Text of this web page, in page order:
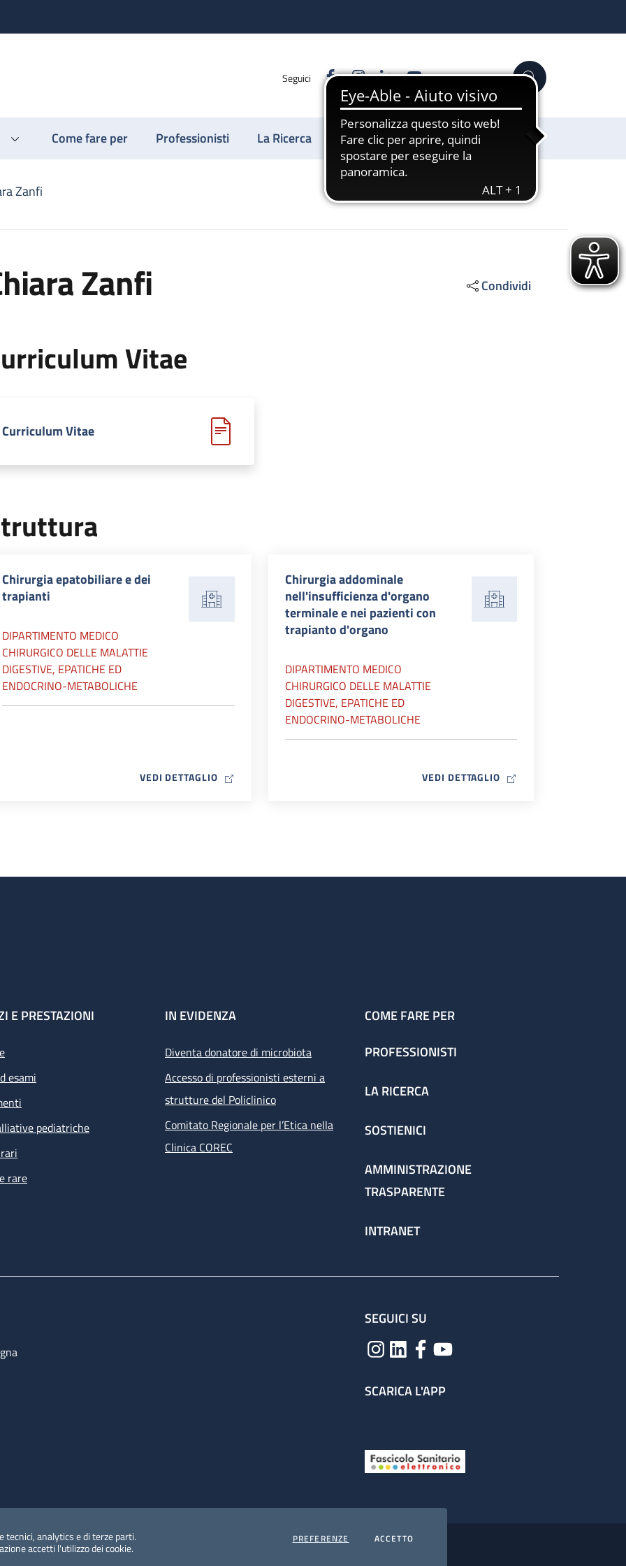
tecnici, analytics e di terze parti.
accetti l'utilizzo dei cookie.
PREFERENZE COOKIESACCETTOI COOKIES
Seguici FacebookInstagram
LinkedinYouTube Cerca
Come fare per Professionisti La Ricerca Sostienici
Zanfi
Zanfi Condividi
Vitae
Curriculum Vitae
Chirurgia epatobiliare e dei
trapianti
DIPARTIMENTO MEDICO
CHIRURGICO DELLE MALATTIE
DIGESTIVE, EPATICHE ED
ENDOCRINO-METABOLICHE
VEDI DETTAGLIOMAP ICON
Chirurgia addominale
nell'insufficienza d'organo
terminale e nei pazienti con
trapianto d'organo
DIPARTIMENTO MEDICO
CHIRURGICO DELLE MALATTIE
DIGESTIVE, EPATICHE ED
ENDOCRINO-METABOLICHE
VEDI DETTAGLIO MAP ICON
E PRESTAZIONI
esami
pediatriche
rare
IN EVIDENZA
Diventa donatore di microbiota
Accesso di professionisti esterni a
strutture del Policlinico
Comitato Regionale per l’Etica nella
Clinica COREC
COME FARE PER
PROFESSIONISTI
LA RICERCA
SOSTIENICI
AMMINISTRAZIONE
TRASPARENTE
INTRANET
SEGUICI SU
SCARICA L'APP
del dato personale